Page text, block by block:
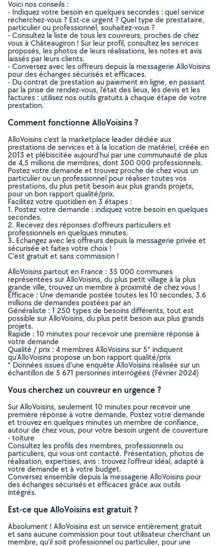
Voici nos conseils :
- Indiquez votre besoin en quelques secondes : quel service
recherchez-vous ? Est-ce urgent ? Quel type de prestataire,
particulier ou professionnel, souhaitez-vous ?
- Consultez la liste de tous les couvreurs, proches de chez
vous à Châteaugiron ! Sur leur profil, consultez les services
proposés, les photos de leurs réalisations, les notes et avis
laissés par leurs clients.
- Conversez avec les offreurs depuis la messagerie AlloVoisins
pour des échanges sécurisés et efficaces.
- Du contrat de prestation au paiement en ligne, en passant
par la prise de rendez-vous, l’état des lieux, les devis et les
factures : utilisez nos outils gratuits à chaque étape de votre
prestation.
Comment fonctionne AlloVoisins ?
AlloVoisins c’est la marketplace leader dédiée aux
prestations de services et à la location de matériel, créée en
2013 et plébiscitée aujourd’hui par une communauté de plus
de 4,5 millions de membres, dont 300 000 professionnels.
Postez votre demande et trouvez proche de chez vous un
particulier ou un professionnel pour réaliser toutes vos
prestations, du plus petit besoin aux plus grands projets,
pour un bon rapport qualité/prix.
Facilitez votre quotidien en 3 étapes :
1. Postez votre demande : indiquez votre besoin en quelques
secondes.
2. Recevez des réponses d’offreurs particuliers et
professionnels en quelques minutes.
3. Echangez avec les offreurs depuis la messagerie privée et
sécurisée et faites votre choix !
C’est gratuit et sans commission !
AlloVoisins partout en France : 35 000 communes
représentées sur AlloVoisins, du plus petit village à la plus
grande ville, trouvez un membre à proximité de chez vous !
Efficace : Une demande postée toutes les 10 secondes, 3.6
millions de demandes postées par an
Généraliste : 1 250 types de besoins différents, tout est
possible sur AlloVoisins, du plus petit besoin aux plus grands
projets.
Rapide : 10 minutes pour recevoir une première réponse à
votre demande
Qualité / prix : 4 membres AlloVoisins sur 5* indiquent
qu’AlloVoisins propose un bon rapport qualité/prix
* Données issues d’une enquête AlloVoisins réalisée sur un
échantillon de 5 671 personnes interrogées (Février 2024)
Vous cherchez un couvreur en urgence ?
Sur AlloVoisins, seulement 10 minutes pour recevoir une
première réponse à votre demande. Postez votre demande
et trouvez en quelques minutes un membre de confiance,
autour de chez vous, pour votre besoin urgent de couverture
- toiture
Consultez les profils des membres, professionnels ou
particuliers, qui vous ont contacté. Présentation, photos de
réalisation, expertises, avis : trouvez l'offreur idéal, adapté à
votre demande et à votre budget.
Conversez ensemble depuis la messagerie AlloVoisins pour
des échanges sécurisés et efficaces grâce aux outils
intégrés.
Est-ce que AlloVoisins est gratuit ?
Absolument ! AlloVoisins est un service entièrement gratuit
et sans aucune commission pour tout utilisateur cherchant un
membre, qu’il soit professionnel ou particulier, pour une